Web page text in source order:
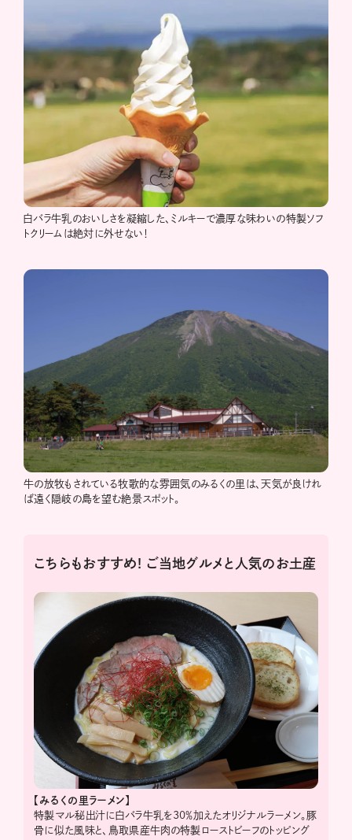
白バラ牛乳のおいしさを凝縮した、ミルキーで濃厚な味わいの特製ソフ
トクリームは絶対に外せない！
牛の放牧もされている牧歌的な雰囲気のみるくの里は、天気が良けれ
ば遠く隠岐の島を望む絶景スポット。
こちらもおすすめ! ご当地グルメと人気のお土産
【みるくの里ラーメン】
特製マル秘出汁に白バラ牛乳を30％加えたオリジナルラーメン。豚
骨に似た風味と、鳥取県産牛肉の特製ローストビーフのトッピング